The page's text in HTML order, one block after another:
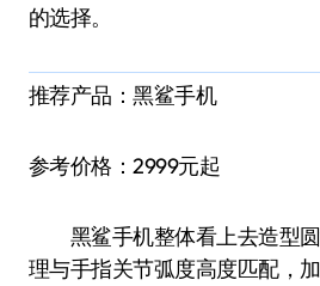
的选择。
推荐产品：黑鲨手机
参考价格：2999元起
黑鲨手机整体看上去造型圆
理与手指关节弧度高度匹配，